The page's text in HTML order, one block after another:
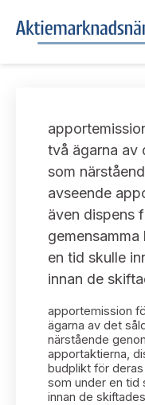
Om oss
Vårt uppdrag
Informationsgivning
Arbetssätt och
Arbetsordning
Ledamöter
UTTALANDEN
Om nämndens
Framställningar och
Uttalanden
Uttalanden
Sök uttalanden
TAKEOVER-REGLER
Takeover-regler för
handelsplattformar
AKTUELLT
Nyheter och
Prenumerera
Bildarkiv
KONTAKT
Kontakt angående
Kontakt
två ägarna av
som
avseende
även dispens
en tid skulle
innan de
apportemission
ägarna av det
närstående
apportaktierna,
budplikt för
som under en tid
innan de